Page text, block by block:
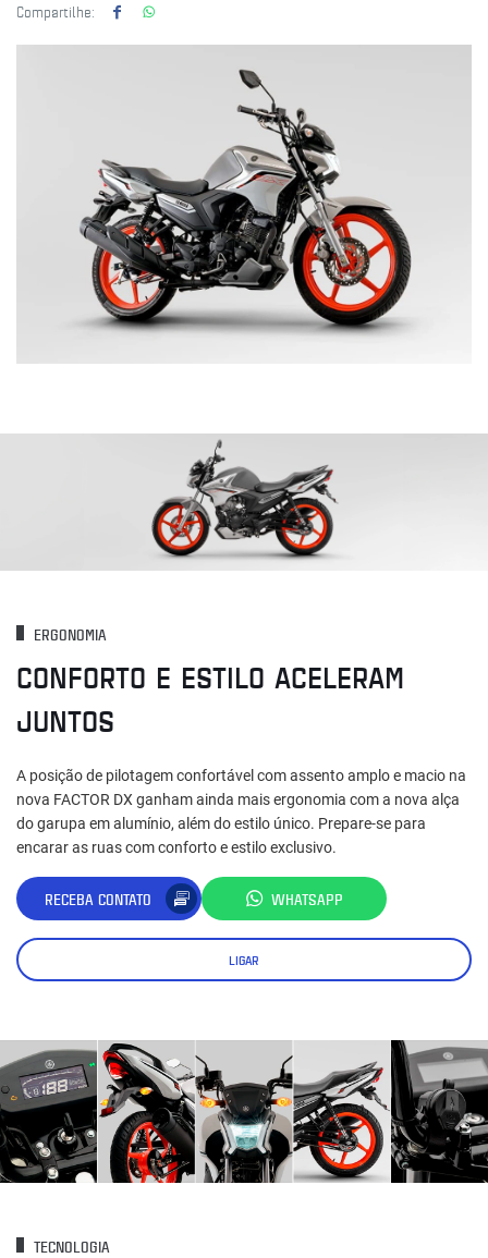
Compartilhe:
ERGONOMIA
CONFORTO E ESTILO ACELERAM
JUNTOS
A posição de pilotagem confortável com assento amplo e macio na
nova FACTOR DX ganham ainda mais ergonomia com a nova alça
do garupa em alumínio, além do estilo único. Prepare-se para
encarar as ruas com conforto e estilo exclusivo.
RECEBA CONTATO WHATSAPP
LIGAR
TECNOLOGIA